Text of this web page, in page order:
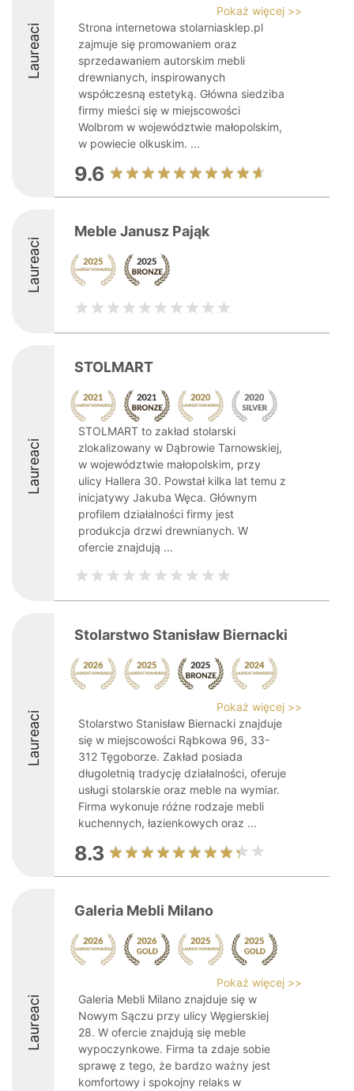
Laureaci
Pokaż więcej >>
Strona internetowa stolarniasklep.pl
zajmuje się promowaniem oraz
sprzedawaniem autorskim mebli
drewnianych, inspirowanych
współczesną estetyką. Główna siedziba
firmy mieści się w miejscowości
Wolbrom w województwie małopolskim,
w powiecie olkuskim. ...
9.6
Laureaci
Meble Janusz Pająk
Laureaci
STOLMART
STOLMART to zakład stolarski
zlokalizowany w Dąbrowie Tarnowskiej,
w województwie małopolskim, przy
ulicy Hallera 30. Powstał kilka lat temu z
inicjatywy Jakuba Węca. Głównym
profilem działalności firmy jest
produkcja drzwi drewnianych. W
ofercie znajdują ...
Laureaci
Stolarstwo Stanisław Biernacki
Pokaż więcej >>
Stolarstwo Stanisław Biernacki znajduje
się w miejscowości Rąbkowa 96, 33-
312 Tęgoborze. Zakład posiada
długoletnią tradycję działalności, oferuje
usługi stolarskie oraz meble na wymiar.
Firma wykonuje różne rodzaje mebli
kuchennych, łazienkowych oraz ...
8.3
Laureaci
Galeria Mebli Milano
Pokaż więcej >>
Galeria Mebli Milano znajduje się w
Nowym Sączu przy ulicy Węgierskiej
28. W ofercie znajdują się meble
wypoczynkowe. Firma ta zdaje sobie
sprawę z tego, że bardzo ważny jest
komfortowy i spokojny relaks w